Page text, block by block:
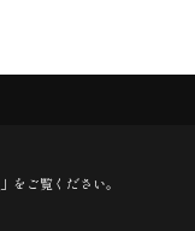
」をご覧ください。